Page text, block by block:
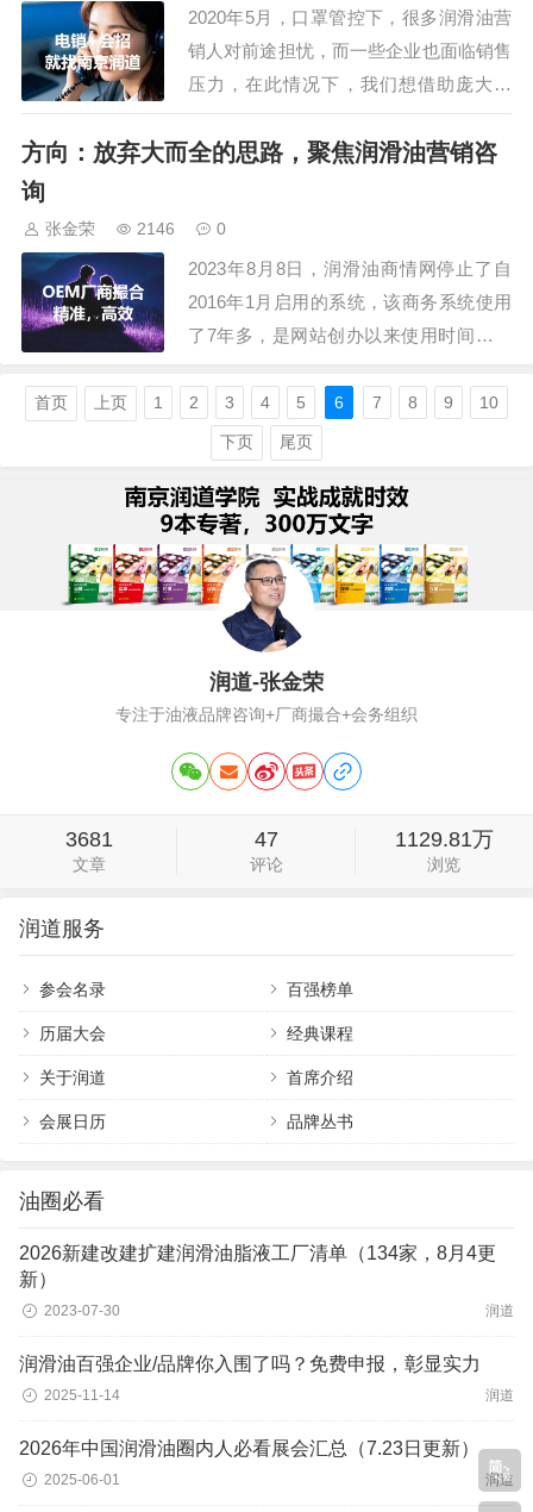
使用。新系统的数据表只有8个，而2016
年采用的商务系统数据表多达201个，老
系…
2020年5月，口罩管控下，很多润滑油营
销人对前途担忧，而一些企业也面临销售
压力，在此情况下，我们想借助庞大信
息、图库、视频等，搭建一个企业、人才
相互信任的招聘平台，简历投放免费，招
方向：放弃大而全的思路，聚焦润滑油营销咨
询
张金荣 2146 0
2023年8月8日，润滑油商情网停止了自
2016年1月启用的系统，该商务系统使用
了7年多，是网站创办以来使用时间最久
盖了：资讯、商城、供应、求购、团购、
行情、会展、招商、品牌、招聘、求职、
专题等20多项专业功能，是无比强大的行
业…
首页 上页 1 2 3 4 5 6 7 8 9 10
下页 尾页
润道-张金荣
专注于油液品牌咨询+厂商撮合+会务组织
3681
文章
47
评论
1129.81万
浏览
润道服务
参会名录 百强榜单
历届大会 经典课程
关于润道 首席介绍
会展日历 品牌丛书
油圈必看
2026新建改建扩建润滑油脂液工厂清单（134家，8月4更
新）
2023-07-30 润道
润滑油百强企业/品牌你入围了吗？免费申报，彰显实力
2025-11-14 润道
2026年中国润滑油圈内人必看展会汇总（7.23日更新）
2025-06-01 润道